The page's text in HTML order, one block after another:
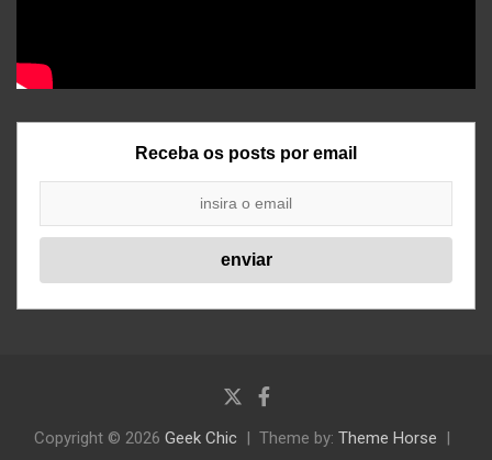
Receba os posts por email
Copyright © 2026 Geek Chic Theme by: Theme Horse